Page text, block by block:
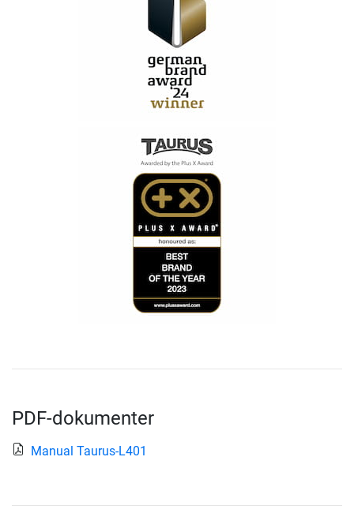
PDF-dokumenter
Manual Taurus-L401